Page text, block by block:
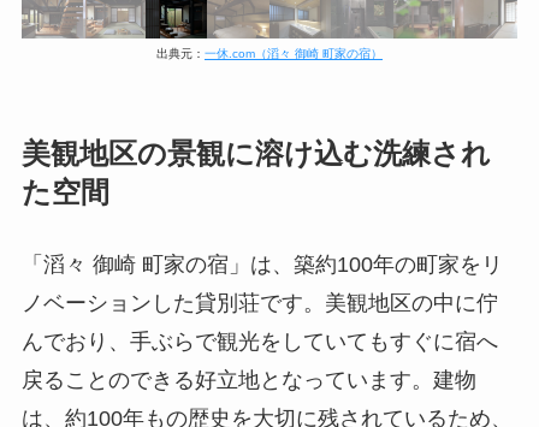
出典元： 一休.com（滔々 御崎 町家の宿）
美観地区の景観に溶け込む洗練され
た空間
「滔々 御崎 町家の宿」は、築約100年の町家をリ
ノベーションした貸別荘です。美観地区の中に佇
んでおり、手ぶらで観光をしていてもすぐに宿へ
戻ることのできる好立地となっています。建物
は、約100年もの歴史を大切に残されているため、